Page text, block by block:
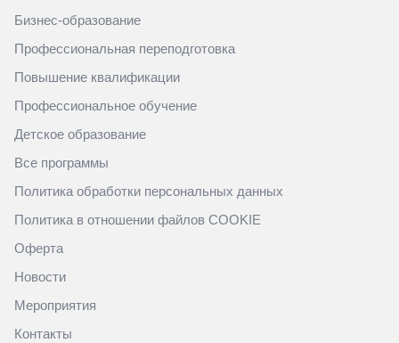
Бизнес-образование
Профессиональная переподготовка
Повышение квалификации
Профессиональное обучение
Детское образование
Все программы
Политика обработки персональных данных
Политика в отношении файлов COOKIE
Оферта
Новости
Мероприятия
Контакты